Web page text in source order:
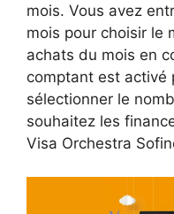
mois. Vous avez
mois pour choisir le
achats du mois en
comptant est activé
sélectionner le
souhaitez les
Visa Orchestra